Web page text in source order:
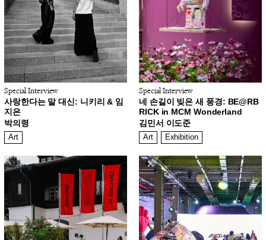
Special Interview
사랑한다는 말 대신: 니키리 & 임
지은
박의령
Art
Special Interview
네 손길이 빚은 새 풍경: BE@RB
RICK in MCM Wonderland
김민서 이도준
Art Exhibition